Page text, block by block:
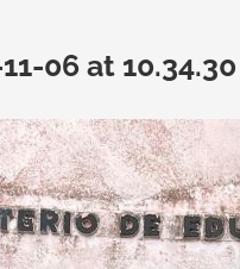
06 at 10.34.30